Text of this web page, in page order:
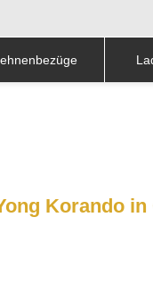
Korando in